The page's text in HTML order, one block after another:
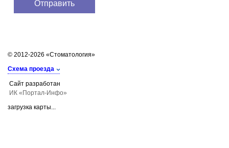
© 2012-2026 «Стоматология»
Схема проезда
Сайт разработан
ИК «Портал-Инфо»
загрузка карты...